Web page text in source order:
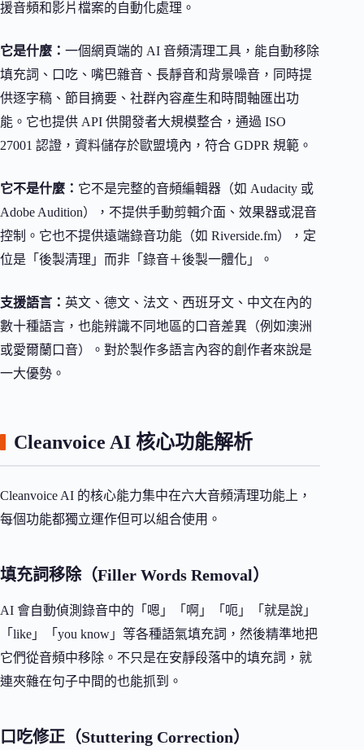
援音頻和影片檔案的自動化處理。
它是什麼： 一個網頁端的 AI 音頻清理工具，能自動移除
填充詞、口吃、嘴巴雜音、長靜音和背景噪音，同時提
供逐字稿、節目摘要、社群內容產生和時間軸匯出功
能。它也提供 API 供開發者大規模整合，通過 ISO
27001 認證，資料儲存於歐盟境內，符合 GDPR 規範。
它不是什麼： 它不是完整的音頻編輯器（如 Audacity 或
Adobe Audition），不提供手動剪輯介面、效果器或混音
控制。它也不提供遠端錄音功能（如 Riverside.fm），定
位是「後製清理」而非「錄音＋後製一體化」。
支援語言： 英文、德文、法文、西班牙文、中文在內的
數十種語言，也能辨識不同地區的口音差異（例如澳洲
或愛爾蘭口音）。對於製作多語言內容的創作者來說是
一大優勢。
Cleanvoice AI 核心功能解析
Cleanvoice AI 的核心能力集中在六大音頻清理功能上，
每個功能都獨立運作但可以組合使用。
填充詞移除（Filler Words Removal）
AI 會自動偵測錄音中的「嗯」「啊」「呃」「就是說」
「like」「you know」等各種語氣填充詞，然後精準地把
它們從音頻中移除。不只是在安靜段落中的填充詞，就
連夾雜在句子中間的也能抓到。
口吃修正（Stuttering Correction）